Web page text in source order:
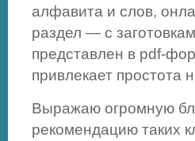
алфавита и слов,
раздел — с
представлен в pdf-
привлекает простота
Выражаю огромную
рекомендацию таких